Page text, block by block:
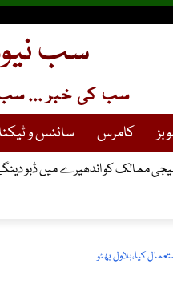
سب
سب کی خبر ... سب
کامرس سائنس و
ممالک کو اندھیرے میں ڈبو
کیا،بلاول بھٹو